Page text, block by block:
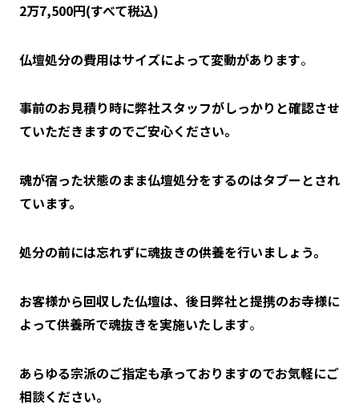
2万7,500円(すべて税込)
仏壇処分の費用はサイズによって変動があります。
事前のお見積り時に弊社スタッフがしっかりと確認させ
ていただきますのでご安心ください。
魂が宿った状態のまま仏壇処分をするのはタブーとされ
ています。
処分の前には忘れずに魂抜きの供養を行いましょう。
お客様から回収した仏壇は、後日弊社と提携のお寺様に
よって供養所で魂抜きを実施いたします。
あらゆる宗派のご指定も承っておりますのでお気軽にご
相談ください。